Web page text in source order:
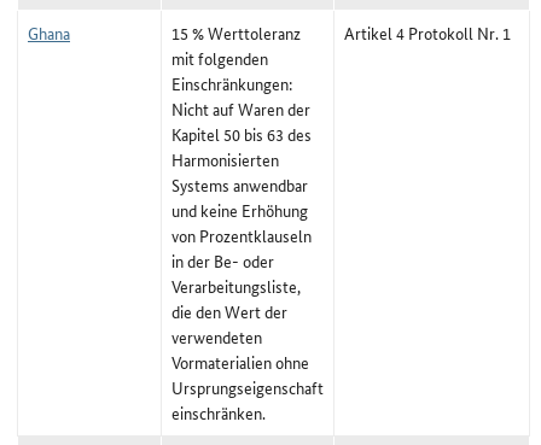
Ghana
15 % Werttoleranz
mit folgenden
Einschränkungen:
Nicht auf Waren der
Kapitel 50 bis 63 des
Harmonisierten
Systems anwendbar
und keine Erhöhung
von Prozentklauseln
in der Be- oder
Verarbeitungsliste,
die den Wert der
verwendeten
Vormaterialien ohne
Ursprungseigenschaft
einschränken.
Artikel 4 Protokoll Nr. 1